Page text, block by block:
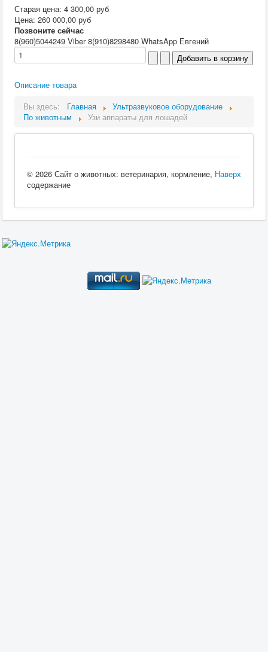
Старая цена: 4 300,00 руб
Цена: 260 000,00 руб
Позвоните сейчас
8(960)5044249 Viber 8(910)8298480 WhatsApp Евгений
Описание товара
Вы здесь:
Главная
Ультразвуковое оборудование
По животным
Узи аппараты для лошадей
Наверх
© 2026 Сайт о животных: ветеринария, кормление,
содержание